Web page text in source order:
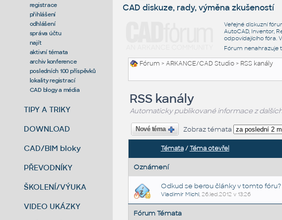
registrace
přihlášení
odhlášení
správa účtu
najít
aktivní témata
archiv konference
posledních 100 příspěvků
lokality registrací
CAD blogy a média
TIPY A TRIKY
DOWNLOAD
CAD/BIM bloky
PŘEVODNÍKY
ŠKOLENÍ/VÝUKA
VIDEO UKÁZKY
CAD diskuze, rady, výměna zkušeností
Veřejné diskuzní
AutoCAD, Inventor,
odpovídajícího fóra.
Fórum nenahrazuje
Fórum >ARKANCE/CAD Studio> RSS kanály
RSS kanály
Automaticky publikované informace z
Nové téma Zobraz témata
Témata/Téma otevřel
Oznámení
Odkud se berou články v tomto fóru?
Vladimír Michl, 26.led.2012 v 13:26
Fórum Témata